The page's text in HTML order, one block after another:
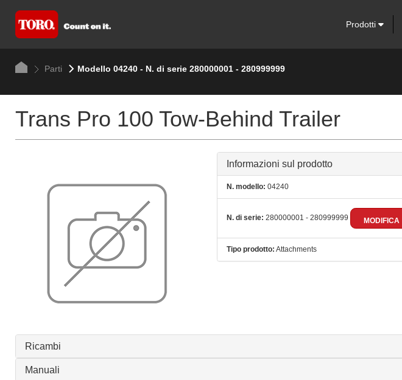
Prodotti
Parti Modello 04240 - N. di serie 280000001 - 280999999
Trans Pro 100 Tow-Behind Trailer
Informazioni sul prodotto
N. modello: 04240
N. di serie: 280000001 - 280999999 MODIFICA
Tipo prodotto: Attachments
Ricambi
Manuali